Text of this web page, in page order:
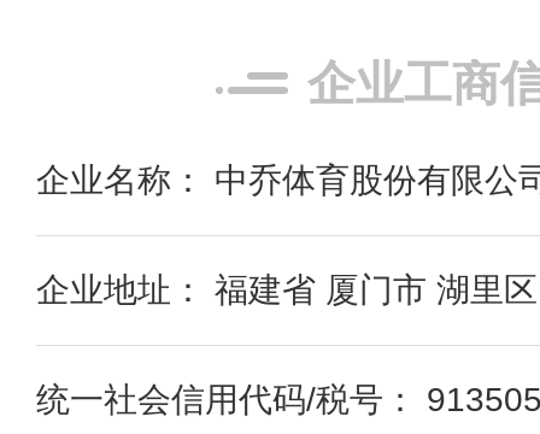
企业工商
企业名称： 中乔体育股份有限公
企业地址： 福建省 厦门市 湖里
统一社会信用代码/税号：